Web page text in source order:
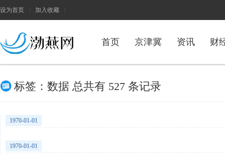
设为首页 加入收藏
首页 京津冀 资讯 财
h 标签：数据 总共有 527 条记录
1970-01-01
1970-01-01